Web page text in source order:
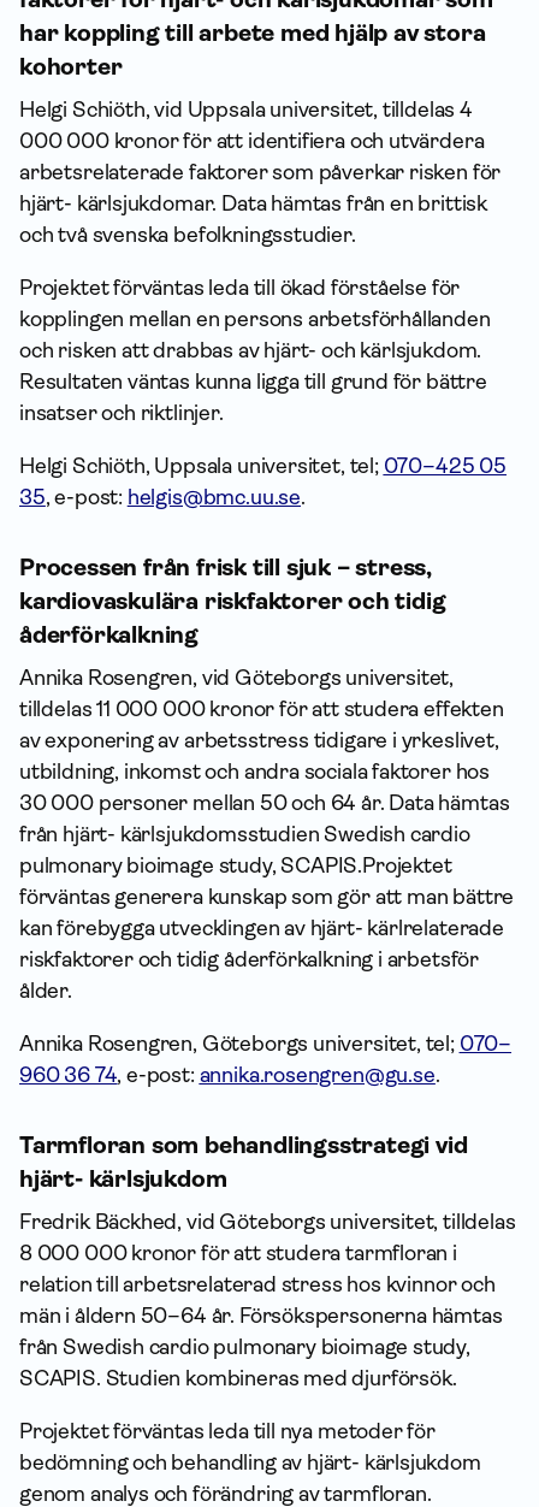
har koppling till arbete med hjälp av stora
kohorter
Helgi Schiöth, vid Uppsala universitet, tilldelas 4
000 000 kronor för att identifiera och utvärdera
arbetsrelaterade faktorer som påverkar risken för
hjärt- kärlsjukdomar. Data hämtas från en brittisk
och två svenska befolkningsstudier.
Projektet förväntas leda till ökad förståelse för
kopplingen mellan en persons arbetsförhållanden
och risken att drabbas av hjärt- och kärlsjukdom.
Resultaten väntas kunna ligga till grund för bättre
insatser och riktlinjer.
Helgi Schiöth, Uppsala universitet, tel; 070–425 05
35, e-post: helgis@bmc.uu.se.
Processen från frisk till sjuk – stress,
kardiovaskulära riskfaktorer och tidig
åderförkalkning
Annika Rosengren, vid Göteborgs universitet,
tilldelas 11 000 000 kronor för att studera effekten
av exponering av arbetsstress tidigare i yrkeslivet,
utbildning, inkomst och andra sociala faktorer hos
30 000 personer mellan 50 och 64 år. Data hämtas
från hjärt- kärlsjukdomsstudien Swedish cardio
pulmonary bioimage study, SCAPIS.Projektet
förväntas generera kunskap som gör att man bättre
kan förebygga utvecklingen av hjärt- kärlrelaterade
riskfaktorer och tidig åderförkalkning i arbetsför
ålder.
Annika Rosengren, Göteborgs universitet, tel; 070–
960 36 74, e-post: annika.rosengren@gu.se.
Tarmfloran som behandlingsstrategi vid
hjärt- kärlsjukdom
Fredrik Bäckhed, vid Göteborgs universitet, tilldelas
8 000 000 kronor för att studera tarmfloran i
relation till arbetsrelaterad stress hos kvinnor och
män i åldern 50–64 år. Försökspersonerna hämtas
från Swedish cardio pulmonary bioimage study,
SCAPIS. Studien kombineras med djurförsök.
Projektet förväntas leda till nya metoder för
bedömning och behandling av hjärt- kärlsjukdom
genom analys och förändring av tarmfloran.